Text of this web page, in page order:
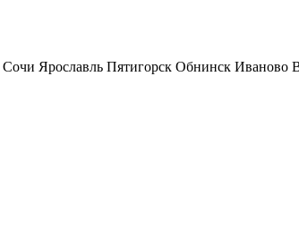
Сочи Ярославль Пятигорск Обнинск Иваново